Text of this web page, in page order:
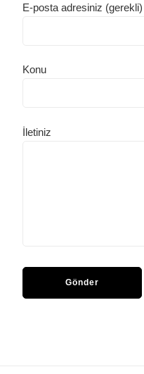
E-posta adresiniz (gerekli)
Konu
İletiniz